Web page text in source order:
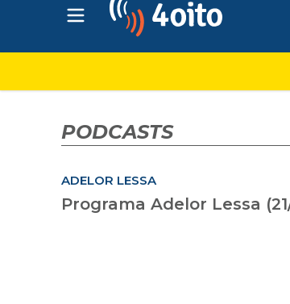
Abrir menu principal
PODCASTS
ADELOR LESSA
Programa Adelor Lessa